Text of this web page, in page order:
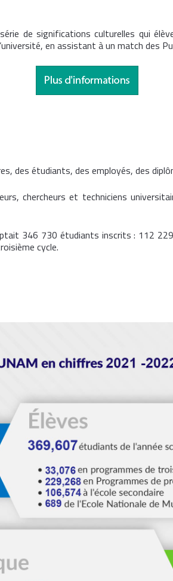
de significations culturelles qui
en assistant à un match des
des étudiants, des employés, des
chercheurs et techniciens
346 730 étudiants inscrits : 112
cycle.